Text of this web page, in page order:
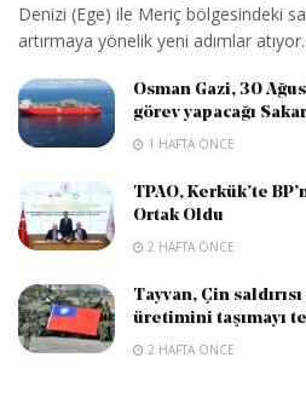
Denizi (Ege) ile Meriç bölgesindeki
artırmaya yönelik yeni adımlar
Osman Gazi, 30
görev yapacağı
1 HAFTA ÖNCE
TPAO, Kerkük’te
Ortak Oldu
2 HAFTA ÖNCE
Tayvan, Çin
üretimini taşımayı
2 HAFTA ÖNCE